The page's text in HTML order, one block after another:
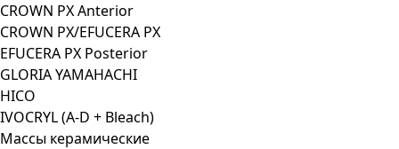
CROWN PX Anterior
CROWN PX/EFUCERA PX
EFUCERA PX Posterior
GLORIA YAMAHACHI
HICO
IVOCRYL (A-D + Bleach)
Массы керамические